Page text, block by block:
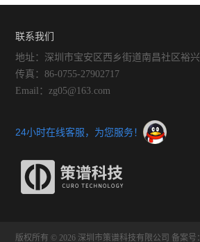
联系我们
地址：深圳市宝安区西乡街道南昌社区裕
传真：86-0755-27902717
Email：zg05@163.com
24小时在线客服，为您服务！
版权所有 © 2026 深圳市策谱科技有限公司 备案号